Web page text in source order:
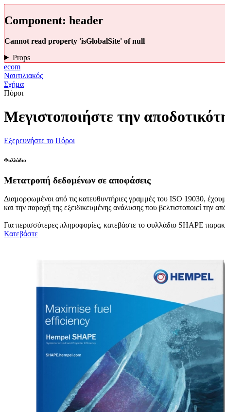
Component: header
Cannot read property 'isGlobalSite' of null
Props
ecom
Ναυτιλιακός
Σχήμα
Πόροι
Μεγιστοποιήστε την
Εξερευνήστε το Πόροι
Φυλλάδιο
Μετατροπή δεδομένων σε αποφάσεις
Διαμορφωμένοι από τις κατευθυντήριες γραμμές του ISO 19030,
και την παροχή της εξειδικευμένης ανάλυσης που βελτιστοποιεί την
Για περισσότερες πληροφορίες, κατεβάστε το φυλλάδιο SHAPE
Κατεβάστε